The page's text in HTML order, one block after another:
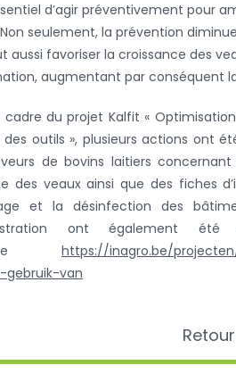
d’agir préventivement pour
seulement, la prévention
aussi favoriser la croissance des
augmentant par conséquent
cadre du projet Kalfit «
outils », plusieurs actions ont
de bovins laitiers
des veaux ainsi que des fiches
et la désinfection des
ont également été
https://inagro.be/
gebruik-van